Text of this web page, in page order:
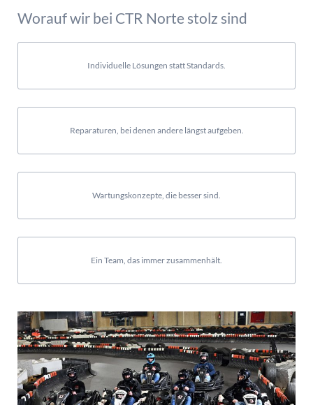
Worauf wir bei CTR Norte stolz sind
Individuelle Lösungen statt Standards.
Reparaturen, bei denen andere längst aufgeben.
Wartungskonzepte, die besser sind.
Ein Team, das immer zusammenhält.